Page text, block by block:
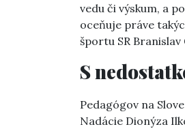
vedu či výskum, a
oceňuje práve
športu SR Branislav
S
Pedagógov na
Nadácie Dionýza